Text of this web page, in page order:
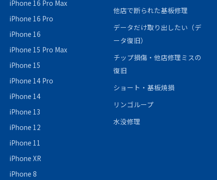
iPhone 16 Pro Max
iPhone 16 Pro
iPhone 16
iPhone 15 Pro Max
iPhone 15
iPhone 14 Pro
iPhone 14
iPhone 13
iPhone 12
iPhone 11
iPhone XR
iPhone 8
他店で断られた基板修理
データだけ取り出したい（デ
ータ復旧）
チップ損傷・他店修理ミスの
復旧
ショート・基板焼損
リンゴループ
水没修理